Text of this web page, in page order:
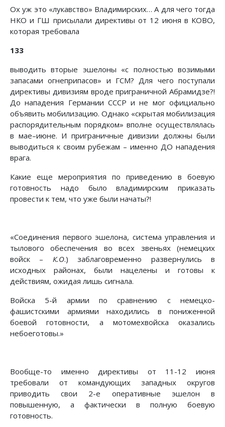
Ох уж это «лукавство» Владимирских… А для чего тогда
НКО и ГШ присылали директивы от 12 июня в КОВО,
которая требовала
133
выводить вторые эшелоны «с полностью возимыми
запасами огнеприпасов» и ГСМ? Для чего поступали
директивы дивизиям вроде приграничной Абрамидзе?!
До нападения Германии СССР и не мог официально
объявить мобилизацию. Однако «скрытая мобилизация
распорядительным порядком» вполне осуществлялась
в мае–июне. И приграничные дивизии должны были
выводиться к своим рубежам – именно ДО нападения
врага.
Какие еще мероприятия по приведению в боевую
готовность надо было владимирским приказать
провести к тем, что уже были начаты?!
«Соединения первого эшелона, система управления и
тылового обеспечения во всех звеньях (немецких
войск – К.О.) заблаговременно развернулись в
исходных районах, были нацелены и готовы к
действиям, ожидая лишь сигнала.
Войска 5-й армии по сравнению с немецко-
фашистскими армиями находились в пониженной
боевой готовности, а мотомехвойска оказались
небоеготовы.»
Вообще-то именно директивы от 11-12 июня
требовали от командующих западных округов
приводить свои 2-е оперативные эшелон в
повышенную, а фактически в полную боевую
готовность.